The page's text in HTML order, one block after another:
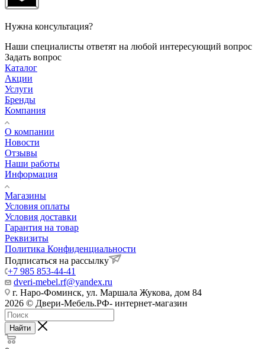
Нужна консультация?
Наши специалисты ответят на любой интересующий вопрос
Задать вопрос
Каталог
Акции
Услуги
Бренды
Компания
О компании
Новости
Отзывы
Наши работы
Информация
Магазины
Условия оплаты
Условия доставки
Гарантия на товар
Реквизиты
Политика Конфиденциальности
Подписаться на рассылку
+7 985 853-44-41
dveri-mebel.rf@yandex.ru
г. Наро-Фоминск, ул. Маршала Жукова, дом 84
2026 © Двери-Мебель.РФ- интернет-магазин
Найти